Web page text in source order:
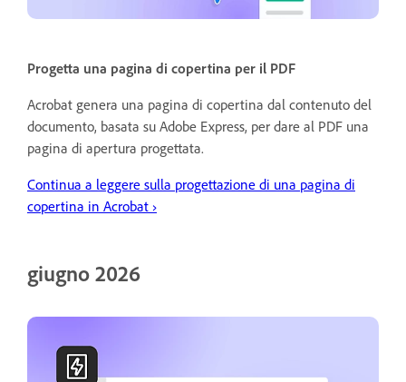
Progetta una pagina di copertina per il PDF
Acrobat genera una pagina di copertina dal contenuto del
documento, basata su Adobe Express, per dare al PDF una
pagina di apertura progettata.
Continua a leggere sulla progettazione di una pagina di
copertina in Acrobat ›
giugno 2026